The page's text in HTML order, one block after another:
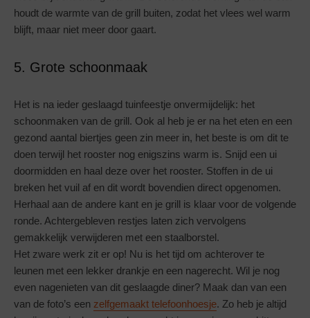
houdt de warmte van de grill buiten, zodat het vlees wel warm
blijft, maar niet meer door gaart.
5. Grote schoonmaak
Het is na ieder geslaagd tuinfeestje onvermijdelijk: het
schoonmaken van de grill. Ook al heb je er na het eten en een
gezond aantal biertjes geen zin meer in, het beste is om dit te
doen terwijl het rooster nog enigszins warm is. Snijd een ui
doormidden en haal deze over het rooster. Stoffen in de ui
breken het vuil af en dit wordt bovendien direct opgenomen.
Herhaal aan de andere kant en je grill is klaar voor de volgende
ronde. Achtergebleven restjes laten zich vervolgens
gemakkelijk verwijderen met een staalborstel.
Het zware werk zit er op! Nu is het tijd om achterover te
leunen met een lekker drankje en een nagerecht. Wil je nog
even nagenieten van dit geslaagde diner? Maak dan van een
van de foto’s een zelfgemaakt telefoonhoesje. Zo heb je altijd